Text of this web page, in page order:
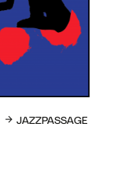
JAZZPASSAGE